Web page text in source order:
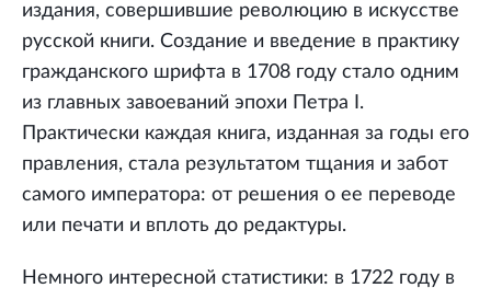
издания, совершившие революцию в искусстве
русской книги. Создание и введение в практику
гражданского шрифта в 1708 году стало одним
из главных завоеваний эпохи Петра I.
Практически каждая книга, изданная за годы его
правления, стала результатом тщания и забот
самого императора: от решения о ее переводе
или печати и вплоть до редактуры.
Немного интересной статистики: в 1722 году в